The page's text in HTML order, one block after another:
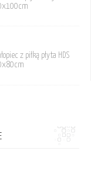
z piłką płyta HDS